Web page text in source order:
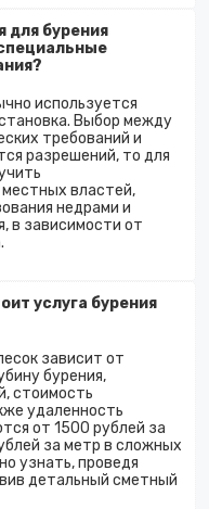
для бурения
используется
Выбор между
требований и
разрешений, то для
властей,
недрами и
в зависимости от
услуга бурения
зависит от
бурения,
стоимость
удаленность
от 1500 рублей за
за метр в сложных
узнать, проведя
детальный сметный